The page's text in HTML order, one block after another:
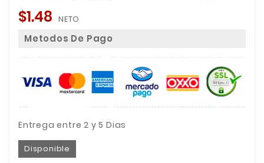
$1.48 NETO
Metodos De Pago
Entrega entre 2 y 5 Dias
Disponible